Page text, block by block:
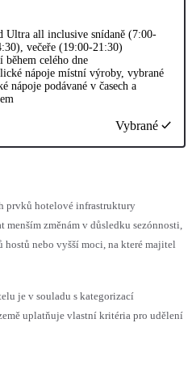
Ultra all inclusive snídaně (7:00-
večeře (19:00-21:30)
během celého dne
nápoje místní výroby, vybrané
nápoje podávané v časech a
Vybrané
prvků hotelové infrastruktury
změnám v důsledku sezónnosti,
nebo vyšší moci, na které majitel
je v souladu s kategorizací
uplatňuje vlastní kritéria pro udělení